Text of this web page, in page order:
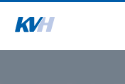
Zur Startseite